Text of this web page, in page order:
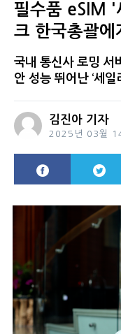
필수품 eSIM
크 한국총괄에
국내 통신사 로밍 서
안 성능 뛰어난 ‘세일
김진아 기자
2025년 03월